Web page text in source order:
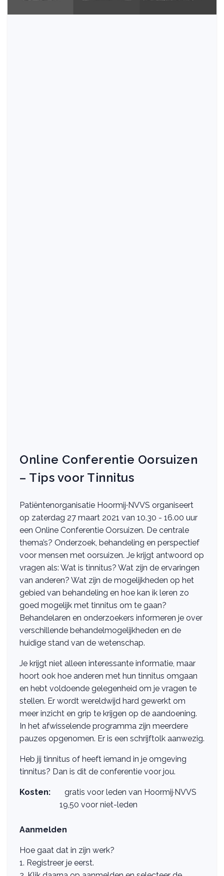
Online Conferentie Oorsuizen
– Tips voor Tinnitus
Patiëntenorganisatie Hoormij∙NVVS organiseert
op zaterdag 27 maart 2021 van 10.30 - 16.00 uur
een Online Conferentie Oorsuizen. De centrale
thema’s? Onderzoek, behandeling en perspectief
voor mensen met oorsuizen. Je krijgt antwoord op
vragen als: Wat is tinnitus? Wat zijn de ervaringen
van anderen? Wat zijn de mogelijkheden op het
gebied van behandeling en hoe kan ik leren zo
goed mogelijk met tinnitus om te gaan?
Behandelaren en onderzoekers informeren je over
verschillende behandelmogelijkheden en de
huidige stand van de wetenschap.
Je krijgt niet alleen interessante informatie, maar
hoort ook hoe anderen met hun tinnitus omgaan
en hebt voldoende gelegenheid om je vragen te
stellen. Er wordt wereldwijd hard gewerkt om
meer inzicht en grip te krijgen op de aandoening.
In het afwisselende programma zijn meerdere
pauzes opgenomen. Er is een schrijftolk aanwezig.
Heb jij tinnitus of heeft iemand in je omgeving
tinnitus? Dan is dit de conferentie voor jou.
Kosten: gratis voor leden van Hoormij·NVVS
19,50 voor niet-leden
Aanmelden
Hoe gaat dat in zijn werk?
1. Registreer je eerst.